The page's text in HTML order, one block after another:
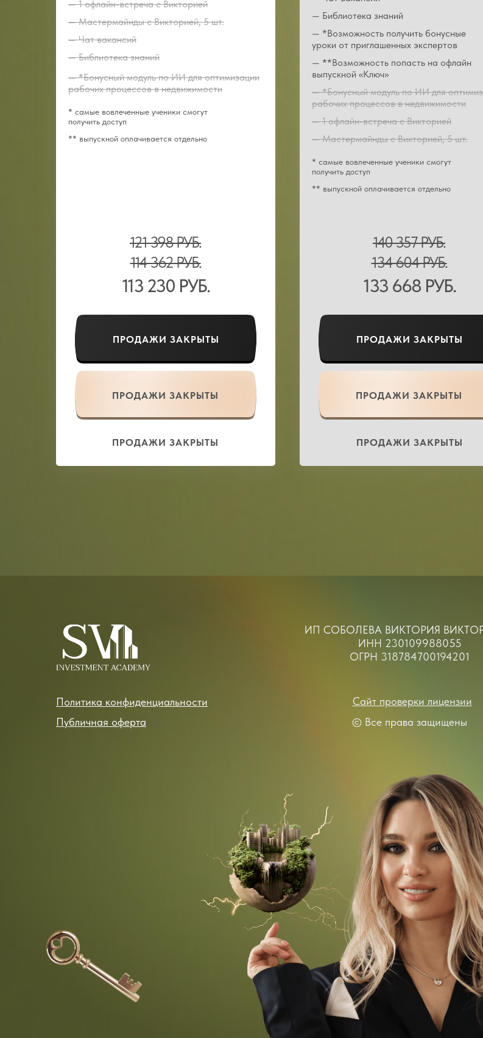
— 1 офлайн-встреча с Викторией
— Мастермайнды с Викторией, 5 шт.
— Чат вакансий
— Библиотека знаний
— *Бонусный модуль по ИИ для оптимизации
рабочих процессов в недвижимости
* самые вовлеченные ученики смогут
получить доступ
** выпускной оплачивается отдельно
121 398 РУБ.
114 362 РУБ.
113 230 РУБ. 133 668 РУБ.
134 604 РУБ.
140 357 РУБ.
— Дополнительные материалы: таблицы,
шаблоны, чек-листы и т.д, 42+ шт.
— 12-и мес. доступ после окончания
— Личный чат c Викторией
под ваш запрос
— Чат эмоциональной разгрузки
— Ассистент курса, который
координирует обучение
— Офлайн выпускной «Ключ»
— Закрытый телеграм канал
курса с эфирами
— Прямые эфиры с Викторией
и экспертами, 5 шт.
—Бонусные уроки от приглашенных
— 1 оффлайн встреча с Викторией
— Мастермайнды с Викторией и
экспертами, 5 шт.
— Бонусный модуль по ИИ для
рабочих процессов процессов в
недвижимости
Для действующих экспертов в недвижимости
(рантье, брокер, флиппер и т. д.), кто уже
зарабатывает от 300.000 руб. в мес. и хочет
увеличить доход и масштабировать бизнес
** выпускной оплачивается отдельно
* самые вовлеченные ученики смогут
получить доступ
— Мастермайнды с Викторией, 5 шт.
— 1 офлайн-встреча с Викторией
— *Бонусный модуль по ИИ для
рабочих процессов в недвижимости
— **Возможность попасть на офлайн
выпускной «Ключ»
— *Возможность получить бонусные
уроки от приглашенных экспертов
— Библиотека знаний
ПРОДАЖИ ЗАКРЫТЫ
ПРОДАЖИ ЗАКРЫТЫ
ПРОДАЖИ ЗАКРЫТЫ
ПРОДАЖИ ЗАКРЫТЫ
ПРОДАЖИ ЗАКРЫТЫ
ПРОДАЖИ ЗАКРЫТЫ
© Все права защищены
Сайт проверки лицензии
ИП СОБОЛЕВА ВИКТОРИЯ
ИНН 230109988055
ОГРН 318784700194201
Публичная оферта
Политика конфиденциальности